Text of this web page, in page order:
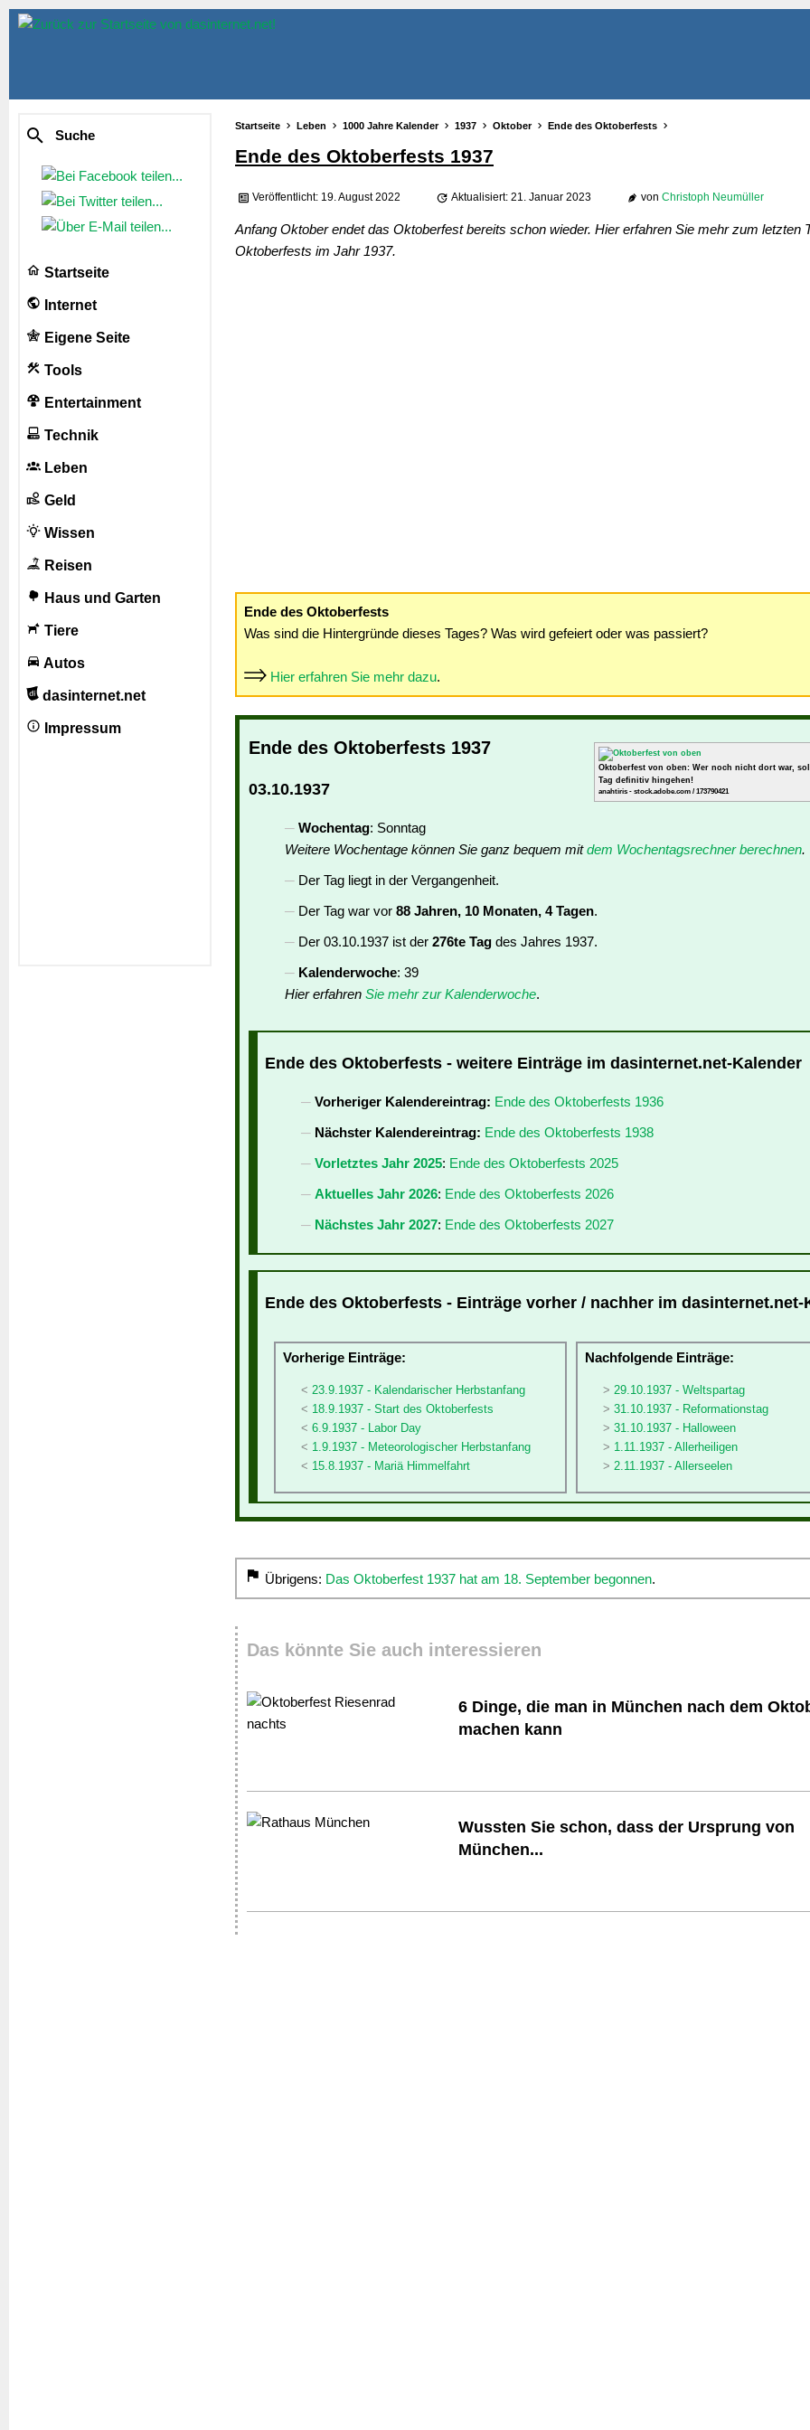
Suche
Startseite
Internet
Eigene Seite
Tools
Entertainment
Technik
Leben
Geld
Wissen
Reisen
Haus und Garten
Tiere
Autos
dasinternet.net
Impressum
Startseite Leben 1000 Jahre Kalender 1937 Oktober Ende des Oktoberfests
Ende des Oktoberfests 1937
Veröffentlicht: 19. August 2022 Aktualisiert: 21. Januar 2023 von Christoph Neumüller
Anfang Oktober endet das Oktoberfest bereits schon wieder. Hier erfahren Sie mehr zum letzten
Oktoberfests im Jahr 1937.
Ende des Oktoberfests
Was sind die Hintergründe dieses Tages? Was wird gefeiert oder was passiert?
Hier erfahren Sie mehr dazu.
Oktoberfest von oben: Wer noch nicht dort war,
Tag definitiv hingehen!
anahtiris - stock.adobe.com / 173790421
Ende des Oktoberfests 1937
03.10.1937
Wochentag: Sonntag
Weitere Wochentage können Sie ganz bequem mitdem Wochentagsrechner berechnen.
Der Tag liegt in der Vergangenheit.
Der Tag war vor 88 Jahren, 10 Monaten, 4 Tagen.
Der 03.10.1937 ist der 276te Tag des Jahres 1937.
Kalenderwoche: 39
Hier erfahren Sie mehr zur Kalenderwoche.
Ende des Oktoberfests - weitere Einträge im dasinternet.net-Kalender
Vorheriger Kalendereintrag: Ende des Oktoberfests 1936
Nächster Kalendereintrag: Ende des Oktoberfests 1938
Vorletztes Jahr 2025: Ende des Oktoberfests 2025
Aktuelles Jahr 2026: Ende des Oktoberfests 2026
Nächstes Jahr 2027: Ende des Oktoberfests 2027
Ende des Oktoberfests - Einträge vorher / nachher im dasinternet.net-
Vorherige Einträge:
23.9.1937 - Kalendarischer Herbstanfang
18.9.1937 - Start des Oktoberfests
6.9.1937 - Labor Day
1.9.1937 - Meteorologischer Herbstanfang
15.8.1937 - Mariä Himmelfahrt
Nachfolgende Einträge:
29.10.1937 - Weltspartag
31.10.1937 - Reformationstag
31.10.1937 - Halloween
1.11.1937 - Allerheiligen
2.11.1937 - Allerseelen
Übrigens: Das Oktoberfest 1937 hat am 18. September begonnen.
Das könnte Sie auch interessieren
6 Dinge, die man in München nach dem
machen kann
Wussten Sie schon, dass der Ursprung von
München...